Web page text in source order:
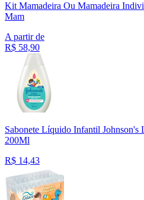
Kit Mamadeira Ou Mamadeira
Mam
A partir de
R$ 58,90
Sabonete Líquido Infantil Johnson's
200Ml
R$ 14,43